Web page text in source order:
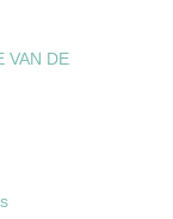
VAN DE